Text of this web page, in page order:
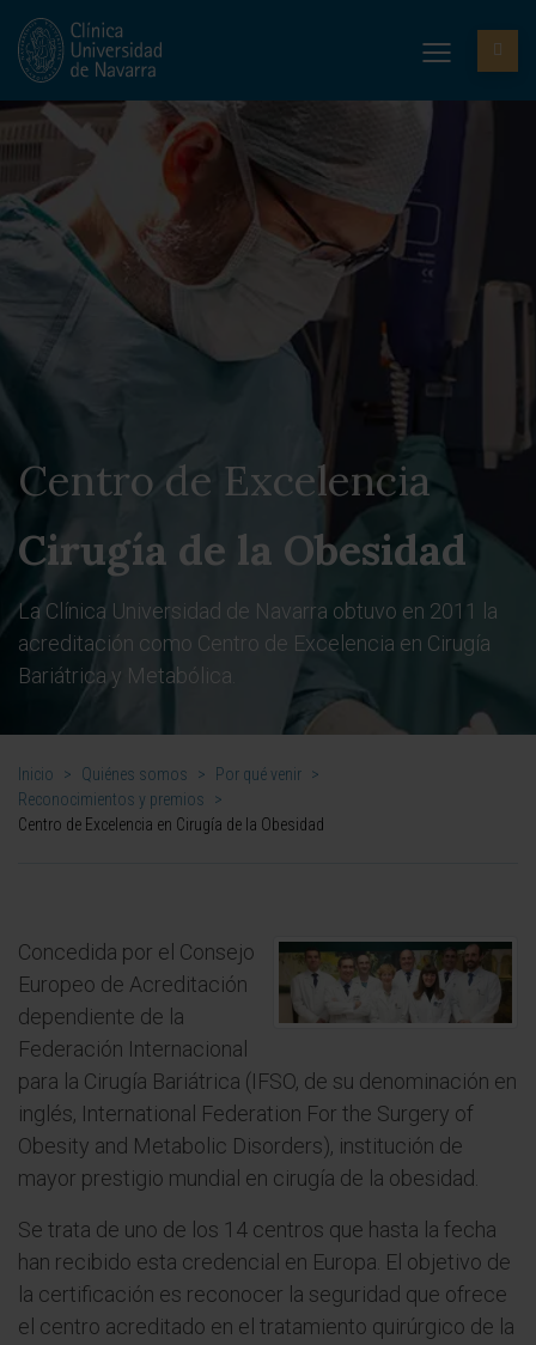
Centro de Excelencia
Cirugía de la Obesidad
La Clínica Universidad de Navarra obtuvo en 2011 la
acreditación como Centro de Excelencia en Cirugía
Bariátrica y Metabólica.
Inicio > Quiénes somos > Por qué venir >
Reconocimientos y premios
>
Centro de Excelencia en Cirugía de la Obesidad
Concedida por el Consejo
Europeo de Acreditación
dependiente de la
Federación Internacional
para la Cirugía Bariátrica (IFSO, de su denominación en
inglés, International Federation For the Surgery of
Obesity and Metabolic Disorders), institución de
mayor prestigio mundial en cirugía de la obesidad.
Se trata de uno de los 14 centros que hasta la fecha
han recibido esta credencial en Europa. El objetivo de
la certificación es reconocer la seguridad que ofrece
el centro acreditado en el tratamiento quirúrgico de la